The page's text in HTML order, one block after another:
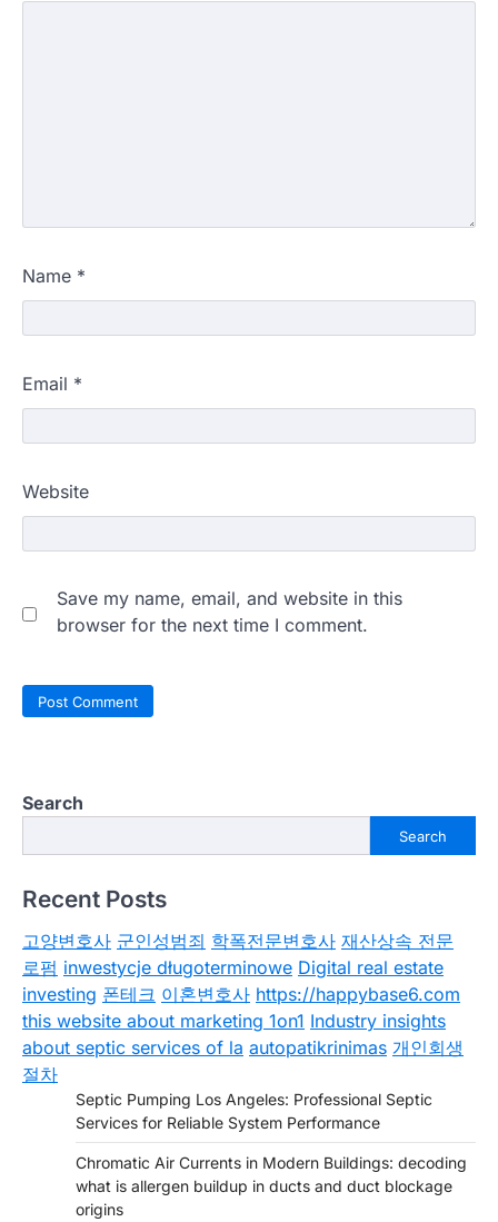
Name *
Email *
Website
Save my name, email, and website in this
browser for the next time I comment.
Search
Search
Recent Posts
고양변호사 군인성범죄 학폭전문변호사 재산상속 전문
로펌 inwestycje długoterminowe Digital real estate
investing 폰테크 이혼변호사 https://happybase6.com
this website about marketing 1on1 Industry insights
about septic services of la autopatikrinimas 개인회생
절차
Septic Pumping Los Angeles: Professional Septic
Services for Reliable System Performance
Chromatic Air Currents in Modern Buildings: decoding
what is allergen buildup in ducts and duct blockage
origins